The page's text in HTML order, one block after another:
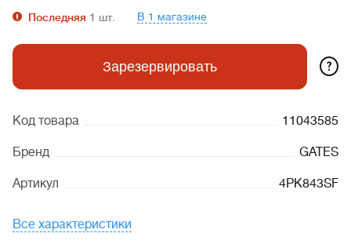
Последняя 1 шт. В 1 магазине
Зарезервировать ?
Код товара 11043585
Бренд GATES
Артикул 4PK843SF
Все характеристики